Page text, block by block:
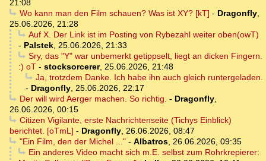
21:08
Wo kann man den Film schauen? Was ist XY? [kT] - Dragonfly,
25.06.2026, 21:28
Auf X. Der Link ist im Posting von Rybezahl weiter oben(owT)
- Palstek, 25.06.2026, 21:33
Sry, das "Y" war unbemerkt getippselt, liegt an dicken Fingern.
:) oT - stocksorcerer, 25.06.2026, 21:48
Ja, trotzdem Danke. Ich habe ihn auch gleich runtergeladen.
- Dragonfly, 25.06.2026, 22:17
Der will wird Aerger machen. So richtig. - Dragonfly,
26.06.2026, 00:15
Citizen Vigilante, erste Nachrichtenseite (Tichys Einblick)
berichtet. [oTmL] - Dragonfly, 26.06.2026, 08:47
"Ein Film, den der Michel ..."- Albatros, 26.06.2026, 09:35
Ein anderes Video macht sich m.E. selbst zum Rohrkrepierer: